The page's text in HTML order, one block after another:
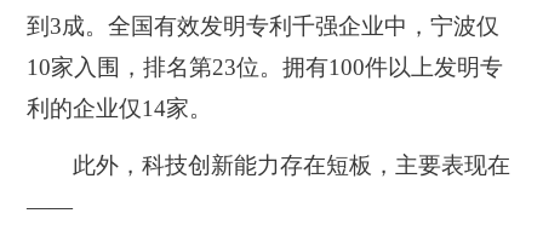
到3成。全国有效发明专利千强企业中，宁波仅
10家入围，排名第23位。拥有100件以上发明专
利的企业仅14家。
此外，科技创新能力存在短板， 主要表现在
——